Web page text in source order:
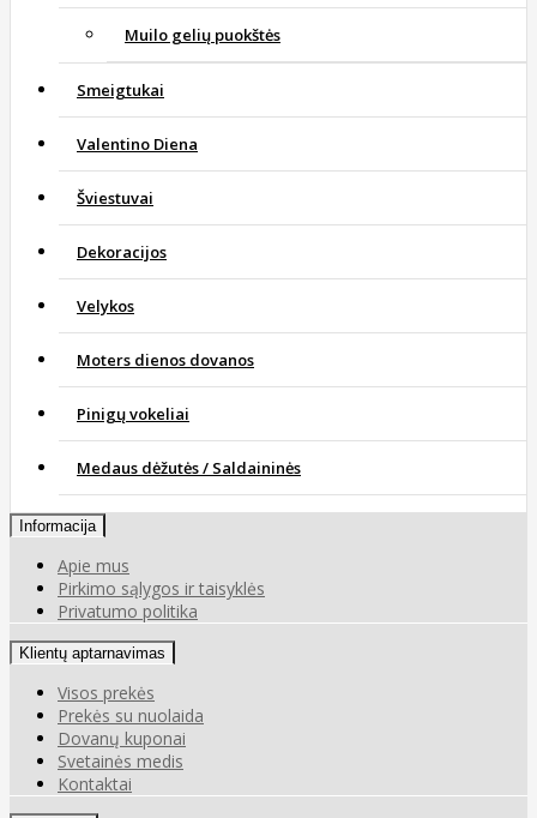
Muilo gelių puokštės
Smeigtukai
Valentino Diena
Šviestuvai
Dekoracijos
Velykos
Moters dienos dovanos
Pinigų vokeliai
Medaus dėžutės / Saldaininės
Informacija
Apie mus
Pirkimo sąlygos ir taisyklės
Privatumo politika
Klientų aptarnavimas
Visos prekės
Prekės su nuolaida
Dovanų kuponai
Svetainės medis
Kontaktai